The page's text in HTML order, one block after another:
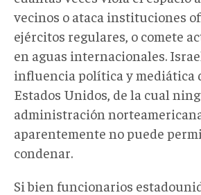
vecinos o ataca instituciones
ejércitos regulares, o comete
en aguas internacionales.
influencia política y mediática
Estados Unidos, de la cual
administración
aparentemente no puede
condenar.
Si bien funcionarios